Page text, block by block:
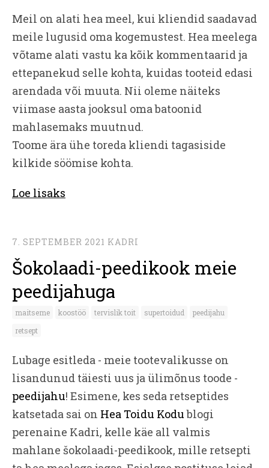
Meil on alati hea meel, kui kliendid saadavad
meile lugusid oma kogemustest. Hea meelega
võtame alati vastu ka kõik kommentaarid ja
ettepanekud selle kohta, kuidas tooteid edasi
arendada või muuta. Nii oleme näiteks
viimase aasta jooksul oma batoonid
mahlasemaks muutnud.
Toome ära ühe toreda kliendi tagasiside
kilkide söömise kohta.
Loe lisaks
7. SEPTEMBER 2021 KADRI
Šokolaadi-peedikook meie
peedijahuga
maitseme koostöö tervislik toit supertoidud
peedijahu
retsept
Lubage esitleda - meie tootevalikusse on
lisandunud täiesti uus ja ülimõnus toode -
peedijahu! Esimene, kes seda retseptides
katsetada sai on Hea Toidu Kodublogi
perenaine Kadri, kelle käe all valmis
mahlane šokolaadi-peedikook, mille retsepti